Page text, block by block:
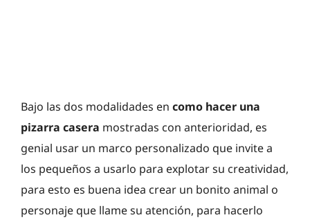
Bajo las dos modalidades en como hacer una
pizarra casera mostradas con anterioridad, es
genial usar un marco personalizado que invite a
los pequeños a usarlo para explotar su creatividad,
para esto es buena idea crear un bonito animal o
personaje que llame su atención, para hacerlo